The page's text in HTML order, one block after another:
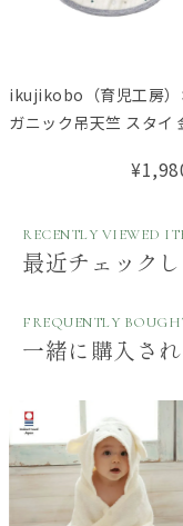
ikujikobo（育児工房）
ガニック吊天竺 スタイ
¥
RECENTLY VIEWED
最近チェック
FREQUENTLY
一緒に購入さ